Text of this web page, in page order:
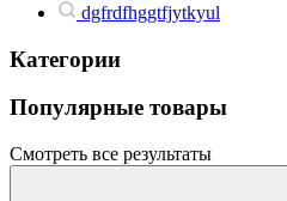
dgfrdfhggtfjytkyul
Категории
Популярные товары
Смотреть все результаты